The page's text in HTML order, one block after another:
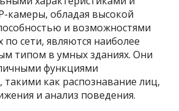
камеры, обладая высокой
и возможностями
сети, являются наиболее
типом в умных зданиях. Они
функциями
такими как распознавание лиц,
и анализ поведения.